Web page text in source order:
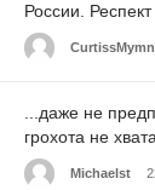
России.
CurtissMymn
...даже не
грохота не
Michaelst